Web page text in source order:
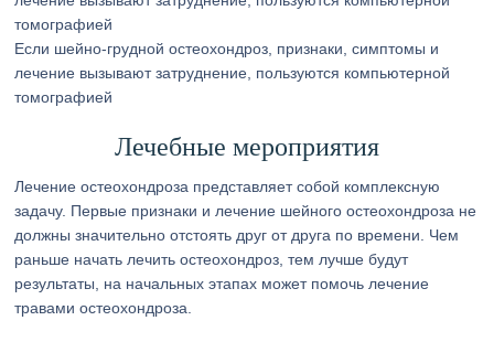
Если шейно-грудной остеохондроз, признаки, симптомы и
лечение вызывают затруднение, пользуются компьютерной
томографией
Лечебные мероприятия
Лечение остеохондроза представляет собой комплексную
задачу. Первые признаки и лечение шейного остеохондроза не
должны значительно отстоять друг от друга по времени. Чем
раньше начать лечить остеохондроз, тем лучше будут
результаты, на начальных этапах может помочь лечение
травами остеохондроза.